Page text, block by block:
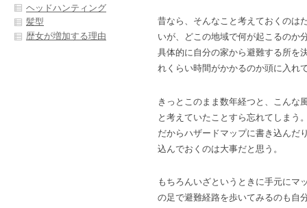
昔なら、そんなこと考えておくのは
いが、どこの地域で何が起こるのか
具体的に自分の家から避難する所を
れくらい時間がかかるのか頭に入れ
きっとこのまま数年経つと、こんな
と考えていたことすら忘れてしまう
だからハザードマップに書き込んだ
込んでおくのは大事だと思う。
もちろんいざというときに手元にマ
の足で避難経路を歩いてみるのも自
ヘッドハンティング
髪型
歴女が増加する理由